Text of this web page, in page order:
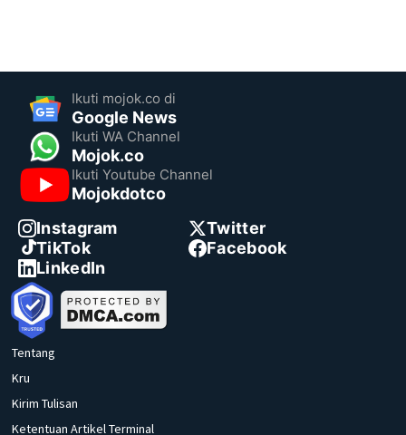
Ikuti mojok.co di
Google News
Ikuti WA Channel
Mojok.co
Ikuti Youtube Channel
Mojokdotco
Instagram
Twitter
TikTok
Facebook
LinkedIn
Tentang
Kru
Kirim Tulisan
Ketentuan Artikel Terminal